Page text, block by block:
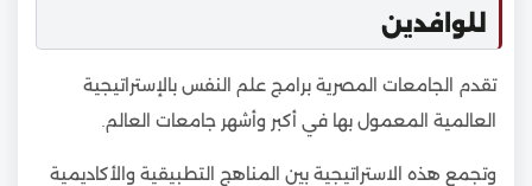
للوافدين
تقدم الجامعات المصرية برامج علم النفس بالإستراتيجية
العالمية المعمول بها في أكبر وأشهر جامعات العالم.
وتجمع هذه الاستراتيجية بين المناهج التطبيقية والأكاديمية